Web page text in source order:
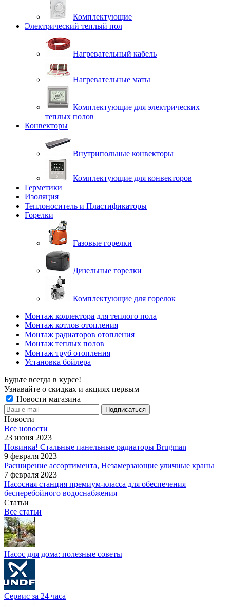
Комплектующие
Электрический теплый пол
Нагревательный кабель
Нагревательные маты
Комплектующие для электрических
теплых полов
Конвекторы
Внутрипольные конвекторы
Комплектующие для конвекторов
Герметики
Изоляция
Теплоноситель и Пластификаторы
Горелки
Газовые горелки
Дизельные горелки
Комплектующие для горелок
Монтаж коллектора для теплого пола
Монтаж котлов отопления
Монтаж радиаторов отопления
Монтаж теплых полов
Монтаж труб отопления
Установка бойлера
Будьте всегда в курсе!
Узнавайте о скидках и акциях первым
Новости магазина
Новости
Все новости
23 июня 2023
Новинка! Стальные панельные радиаторы Brugman
9 февраля 2023
Расширение ассортимента, Незамерзающие уличные краны
7 февраля 2023
Насосная станция премиум-класса для обеспечения
бесперебойного водоснабжения
Статьи
Все статьи
Насос для дома: полезные советы
Сервис за 24 часа